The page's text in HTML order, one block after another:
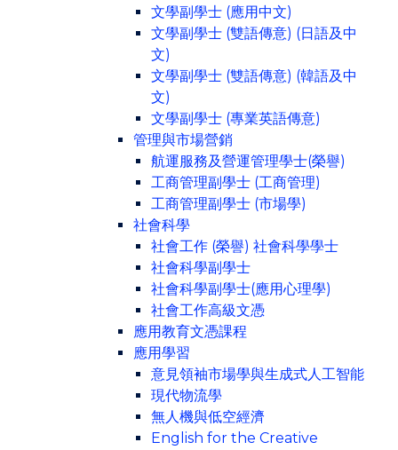
文學副學士 (應用中文)
文學副學士 (雙語傳意) (日語及中
文)
文學副學士 (雙語傳意) (韓語及中
文)
文學副學士 (專業英語傳意)
管理與市場營銷
航運服務及營運管理學士(榮譽)
工商管理副學士 (工商管理)
工商管理副學士 (市場學)
社會科學
社會工作 (榮譽) 社會科學學士
社會科學副學士
社會科學副學士(應用心理學)
社會工作高級文憑
應用教育文憑課程
應用學習
意見領袖市場學與生成式人工智能
現代物流學
無人機與低空經濟
English for the Creative